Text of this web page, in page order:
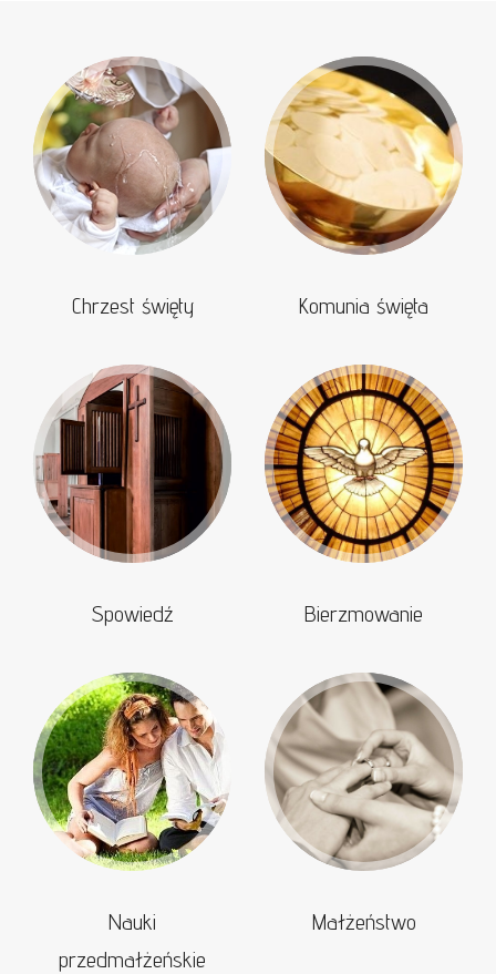
Chrzest święty Komunia święta
Spowiedź Bierzmowanie
Nauki
przedmałżeńskie
Małżeństwo